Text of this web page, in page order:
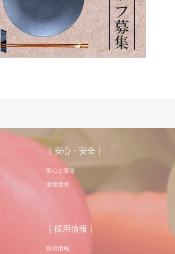
｜安心・安全｜
安心と安全
環境宣言
｜採用情報｜
採用情報